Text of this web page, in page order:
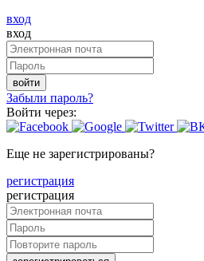
вход
вход
войти
Забыли пароль?
Войти через:
Еще не зарегистрированы?
регистрация
регистрация